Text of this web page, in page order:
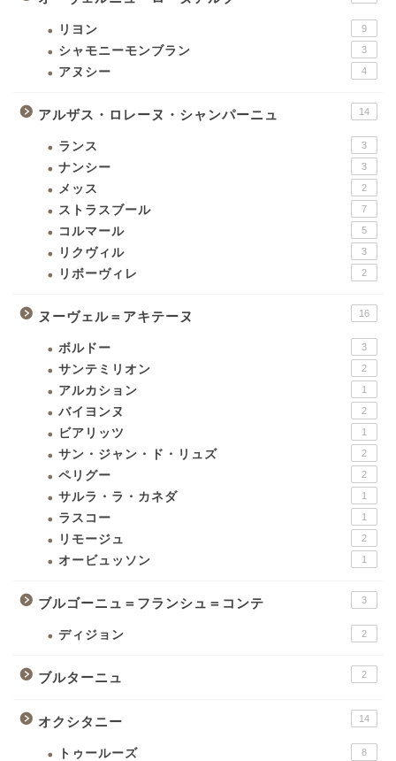
リヨン 9
シャモニーモンブラン 3
アヌシー 4
アルザス・ロレーヌ・シャンパーニュ 14
ランス 3
ナンシー 3
メッス 2
ストラスブール 7
コルマール 5
リクヴィル 3
リボーヴィレ 2
ヌーヴェル＝アキテーヌ 16
ボルドー 3
サンテミリオン 2
アルカション 1
バイヨンヌ 2
ビアリッツ 1
サン・ジャン・ド・リュズ 2
ペリグー 2
サルラ・ラ・カネダ 1
ラスコー 1
リモージュ 2
オービュッソン 1
ブルゴーニュ＝フランシュ＝コンテ 3
ディジョン 2
ブルターニュ 2
オクシタニー 14
トゥールーズ 8